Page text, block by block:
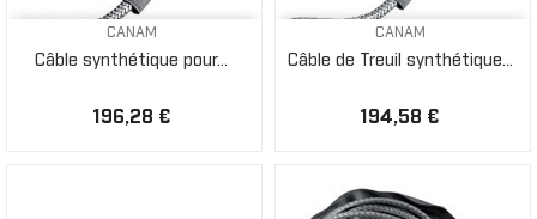
CANAM
Câble synthétique pour...
196,28 €
CANAM
Câble de Treuil synthétique...
194,58 €